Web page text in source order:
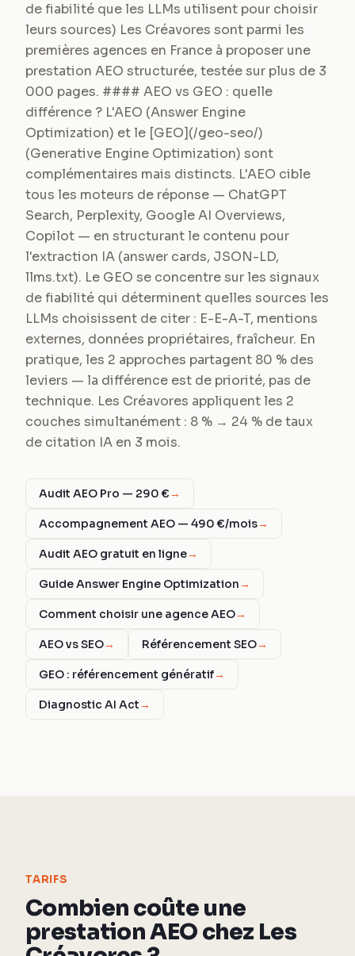
de fiabilité que les LLMs utilisent pour choisir
leurs sources) Les Créavores sont parmi les
premières agences en France à proposer une
prestation AEO structurée, testée sur plus de 3
000 pages. #### AEO vs GEO : quelle
différence ? L'AEO (Answer Engine
Optimization) et le [GEO](/geo-seo/)
(Generative Engine Optimization) sont
complémentaires mais distincts. L'AEO cible
tous les moteurs de réponse — ChatGPT
Search, Perplexity, Google AI Overviews,
Copilot — en structurant le contenu pour
l'extraction IA (answer cards, JSON-LD,
llms.txt). Le GEO se concentre sur les signaux
de fiabilité qui déterminent quelles sources les
LLMs choisissent de citer : E-E-A-T, mentions
externes, données propriétaires, fraîcheur. En
pratique, les 2 approches partagent 80 % des
leviers — la différence est de priorité, pas de
technique. Les Créavores appliquent les 2
couches simultanément : 8 % → 24 % de taux
de citation IA en 3 mois.
Audit AEO Pro — 290 €→
Accompagnement AEO — 490 €/mois→
Audit AEO gratuit en ligne→
Guide Answer Engine Optimization→
Comment choisir une agence AEO→
AEO vs SEO→ Référencement SEO→
GEO : référencement génératif→
Diagnostic AI Act→
TARIFS
Combien coûte une
prestation AEO chez Les